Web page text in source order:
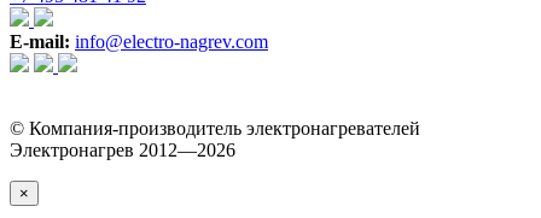
E-mail: info@electro-nagrev.com
© Компания-производитель электронагревателей
Электронагрев 2012—2026
×